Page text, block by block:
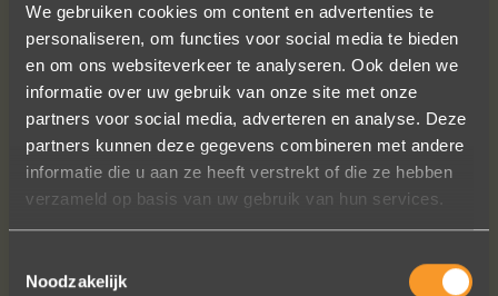
We gebruiken cookies om content en advertenties te
personaliseren, om functies voor social media te bieden
en om ons websiteverkeer te analyseren. Ook delen we
informatie over uw gebruik van onze site met onze
partners voor social media, adverteren en analyse. Deze
partners kunnen deze gegevens combineren met andere
informatie die u aan ze heeft verstrekt of die ze hebben
verzameld op basis van uw gebruik van hun services.
Noodzakelijk
Sieraden online besteld: de ring is
subliem! Zoals altijd! Het maakt mijn
verzameling compleet ??
Ik dank het hele team hartelijk voor dit
prachtige juweeltje, en ook voor jullie
vriendelijkheid tijdens onze
gesprekken!